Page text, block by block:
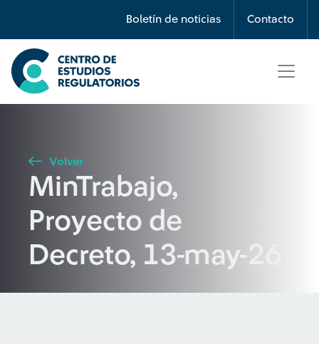
Boletín de noticias Contacto
Búsqueda
Seleccione país
Buscar
Volver
MinTrabajo,
Proyecto de
Decreto, 13-may-26